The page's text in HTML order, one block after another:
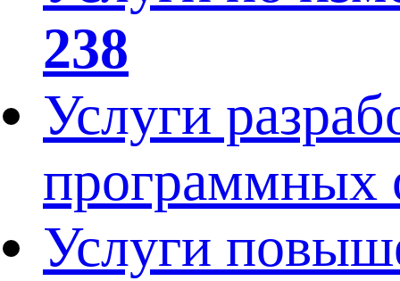
238
Услуги
программных
Услуги